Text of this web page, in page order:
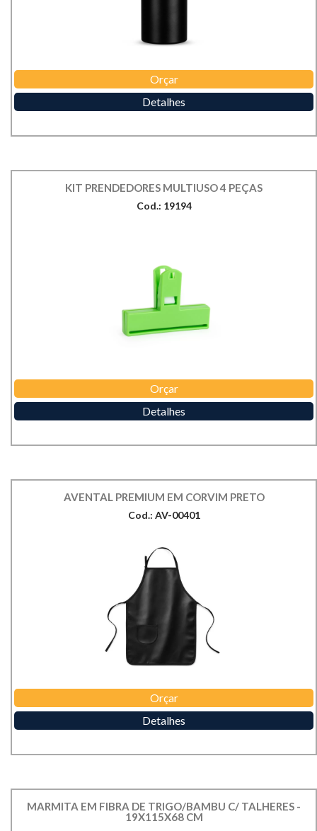
Orçar
Detalhes
KIT PRENDEDORES MULTIUSO 4 PEÇAS
Cod.: 19194
Orçar
Detalhes
AVENTAL PREMIUM EM CORVIM PRETO
Cod.: AV-00401
Orçar
Detalhes
MARMITA EM FIBRA DE TRIGO/BAMBU C/ TALHERES -
19X115X68 CM